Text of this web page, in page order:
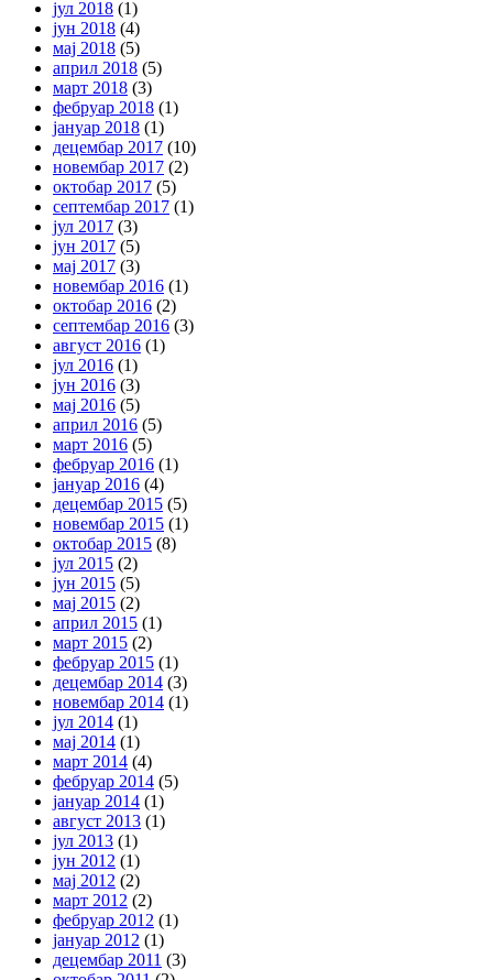
јул 2018 (1)
јун 2018 (4)
мај 2018 (5)
април 2018 (5)
март 2018 (3)
фебруар 2018 (1)
јануар 2018 (1)
децембар 2017 (10)
новембар 2017 (2)
октобар 2017 (5)
септембар 2017 (1)
јул 2017 (3)
јун 2017 (5)
мај 2017 (3)
новембар 2016 (1)
октобар 2016 (2)
септембар 2016 (3)
август 2016 (1)
јул 2016 (1)
јун 2016 (3)
мај 2016 (5)
април 2016 (5)
март 2016 (5)
фебруар 2016 (1)
јануар 2016 (4)
децембар 2015 (5)
новембар 2015 (1)
октобар 2015 (8)
јул 2015 (2)
јун 2015 (5)
мај 2015 (2)
април 2015 (1)
март 2015 (2)
фебруар 2015 (1)
децембар 2014 (3)
новембар 2014 (1)
јул 2014 (1)
мај 2014 (1)
март 2014 (4)
фебруар 2014 (5)
јануар 2014 (1)
август 2013 (1)
јул 2013 (1)
јун 2012 (1)
мај 2012 (2)
март 2012 (2)
фебруар 2012 (1)
јануар 2012 (1)
децембар 2011 (3)